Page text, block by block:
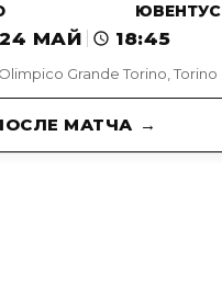
Grande Torino, Torino
24 МАЙ 18:45
ЮВЕНТУС
МАТЧА